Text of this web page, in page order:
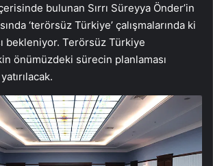
bulunan Sırrı Süreyya Önder’in
‘terörsüz Türkiye’ çalışmalarında ki
bekleniyor. Terörsüz Türkiye
önümüzdeki sürecin planlaması